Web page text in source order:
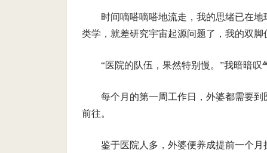
时间嘀嗒嘀嗒地流走，我的思绪已在
类学，就差研究宇宙起源问题了，我的双脚
“医院的队伍，果然特别慢。”我暗暗叹
每个月的第一周工作日，外婆都需要
前往。
鉴于医院人多，外婆便养成提前一个月